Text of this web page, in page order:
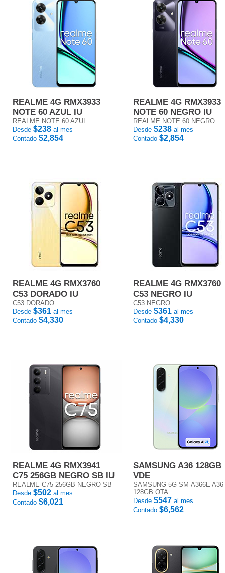
REALME 4G RMX3933
NOTE 60 AZUL IU
REALME NOTE 60 AZUL
Desde $238 al mes
Contado $2,854
REALME 4G RMX3933
NOTE 60 NEGRO IU
REALME NOTE 60 NEGRO
Desde $238 al mes
Contado $2,854
REALME 4G RMX3760
C53 DORADO IU
C53 DORADO
Desde $361 al mes
Contado $4,330
REALME 4G RMX3760
C53 NEGRO IU
C53 NEGRO
Desde $361 al mes
Contado $4,330
REALME 4G RMX3941
C75 256GB NEGRO SB IU
REALME C75 256GB NEGRO SB
Desde $502 al mes
Contado $6,021
SAMSUNG A36 128GB
VDE
SAMSUNG 5G SM-A366E A36
128GB OTA
Desde $547 al mes
Contado $6,562